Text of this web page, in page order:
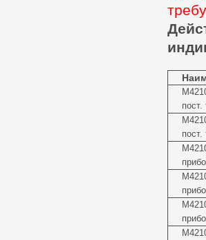
пост.
пост.